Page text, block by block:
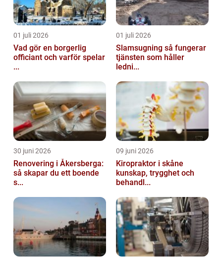
01 juli 2026
Vad gör en borgerlig
officiant och varför spelar
...
01 juli 2026
Slamsugning så fungerar
tjänsten som håller
ledni...
30 juni 2026
Renovering i Åkersberga:
så skapar du ett boende
s...
09 juni 2026
Kiropraktor i skåne
kunskap, trygghet och
behandl...